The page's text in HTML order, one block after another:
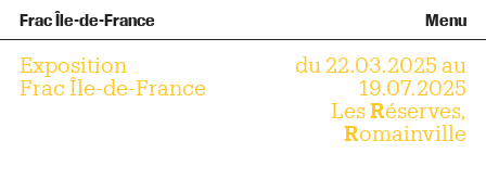
Frac Île-de-France Menu
Qu’est-ce qu’un Frac ?
Prêts d’œuvres
Diffusion hors les murs
Informations pratiques
Venir au Frac
Contact
Visites et ateliers
Familles et enfants
Ados et adultes
Groupes
Accessibilité
Fr En
Exposition
Frac Île-de-France
du 22.03.2025 au
19.07.2025
LesRéserves,
Romainville